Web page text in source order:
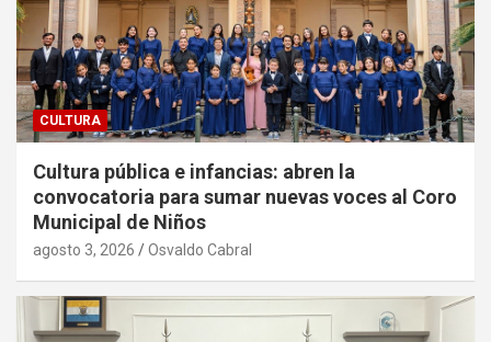
CULTURA
Cultura pública e infancias: abren la
convocatoria para sumar nuevas voces al Coro
Municipal de Niños
agosto 3, 2026 Osvaldo Cabral